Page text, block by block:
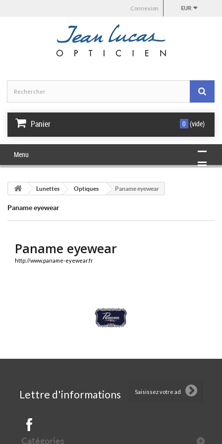
EUR
Connexion
Panier 0 (vide)
Menu
Lunettes Optiques Paname eyewear
Paname eyewear
Paname eyewear
http://www.paname-eyewear.fr
Lettre d'informations
Catégories